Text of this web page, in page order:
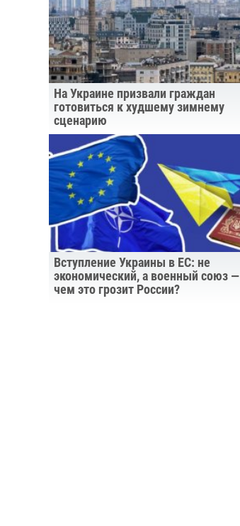
На Украине призвали граждан
готовиться к худшему зимнему
сценарию
Вступление Украины в ЕС: не
экономический, а военный союз —
чем это грозит России?